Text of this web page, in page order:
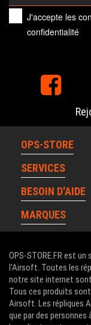
J'accepte les
confidentialité
OPS-STORE
SERVICES
BESOIN D'AIDE
MARQUES
OPS-STORE.FR est
l'Airsoft. Toutes les
notre site internet sont
Tous ces produits
Airsoft. Les répliques
que par des personnes